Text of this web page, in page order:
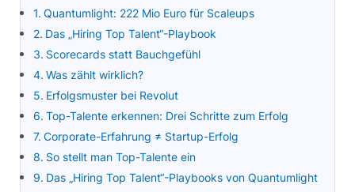
Quantumlight: 222 Mio Euro für Scaleups
Das „Hiring Top Talent“-Playbook
Scorecards statt Bauchgefühl
Was zählt wirklich?
Erfolgsmuster bei Revolut
Top-Talente erkennen: Drei Schritte zum Erfolg
Corporate-Erfahrung ≠ Startup-Erfolg
So stellt man Top-Talente ein
Das „Hiring Top Talent“-Playbooks von Quantumlight